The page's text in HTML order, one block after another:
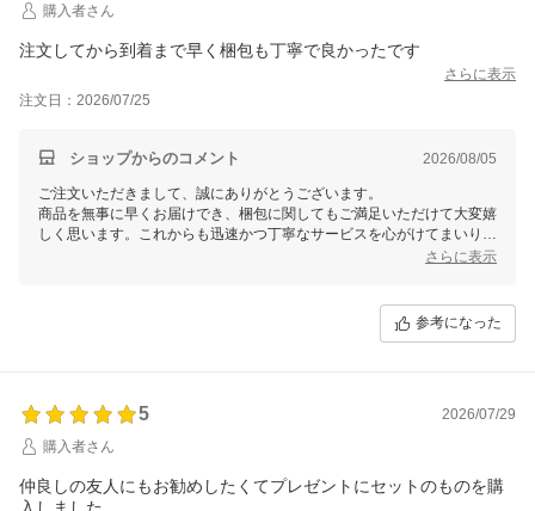
購入者さん
注文してから到着まで早く梱包も丁寧で良かったです
さらに表示
注文日：2026/07/25
ショップからのコメント 2026/08/05
ご注文いただきまして、誠にありがとうございます。
商品を無事に早くお届けでき、梱包に関してもご満足いただけて大変嬉
しく思います。これからも迅速かつ丁寧なサービスを心がけてまいりま
さらに表示
参考になった
5
2026/07/29
購入者さん
仲良しの友人にもお勧めしたくてプレゼントにセットのものを購
入しました